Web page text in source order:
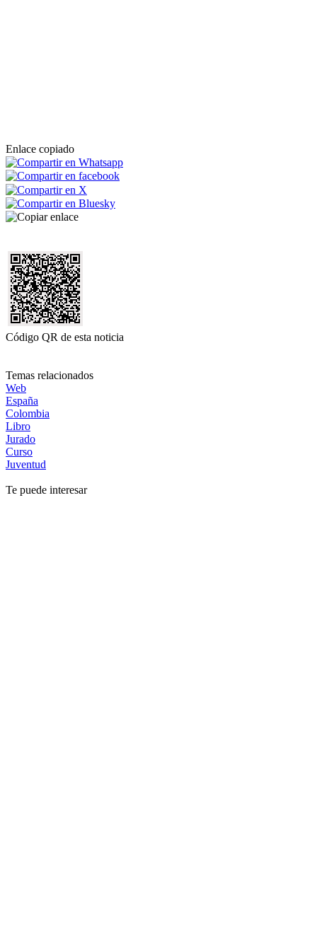
Enlace copiado
Código QR de esta noticia
Temas relacionados
Web
España
Colombia
Libro
Jurado
Curso
Juventud
Te puede interesar